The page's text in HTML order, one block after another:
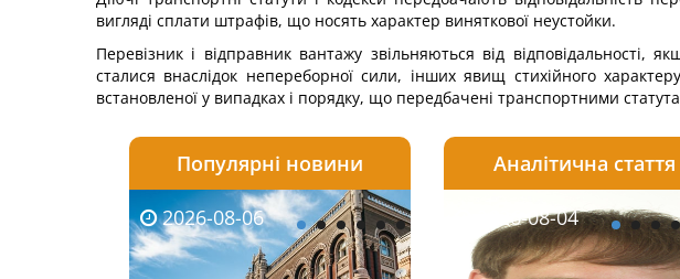
вигляді сплати штрафів, що носять характер виняткової неустойки.
Перевізник і відправник вантажу звільняються від
сталися внаслідок непереборної сили, інших явищ стихійного
встановленої у випадках і порядку, що передбачені транспортними
Популярні новини
2026-08-06 2026-08-06
Аналітична стаття
2026-08-03 2026-08-04
2026-08-05